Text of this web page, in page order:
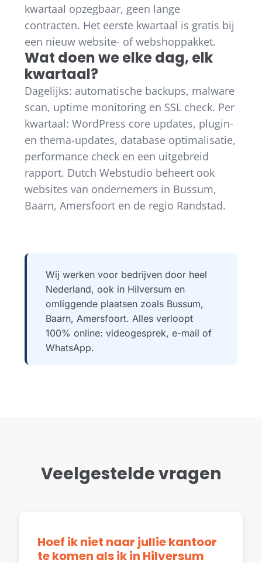
kwartaal opzegbaar, geen lange
contracten. Het eerste kwartaal is gratis bij
een nieuw website- of webshoppakket.
Wat doen we elke dag, elk
kwartaal?
Dagelijks: automatische backups, malware
scan, uptime monitoring en SSL check. Per
kwartaal: WordPress core updates, plugin-
en thema-updates, database optimalisatie,
performance check en een uitgebreid
rapport. Dutch Webstudio beheert ook
websites van ondernemers in Bussum,
Baarn, Amersfoort en de regio Randstad.
Wij werken voor bedrijven door heel
Nederland, ook in Hilversum en
omliggende plaatsen zoals Bussum,
Baarn, Amersfoort. Alles verloopt
100% online: videogesprek, e-mail of
WhatsApp.
Veelgestelde vragen
Hoef ik niet naar jullie kantoor
te komen als ik in Hilversum